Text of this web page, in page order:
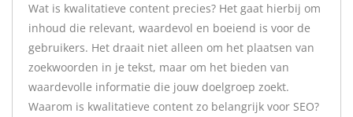
Wat is kwalitatieve content precies? Het gaat hierbij om
inhoud die relevant, waardevol en boeiend is voor de
gebruikers. Het draait niet alleen om het plaatsen van
zoekwoorden in je tekst, maar om het bieden van
waardevolle informatie die jouw doelgroep zoekt.
Waarom is kwalitatieve content zo belangrijk voor SEO?